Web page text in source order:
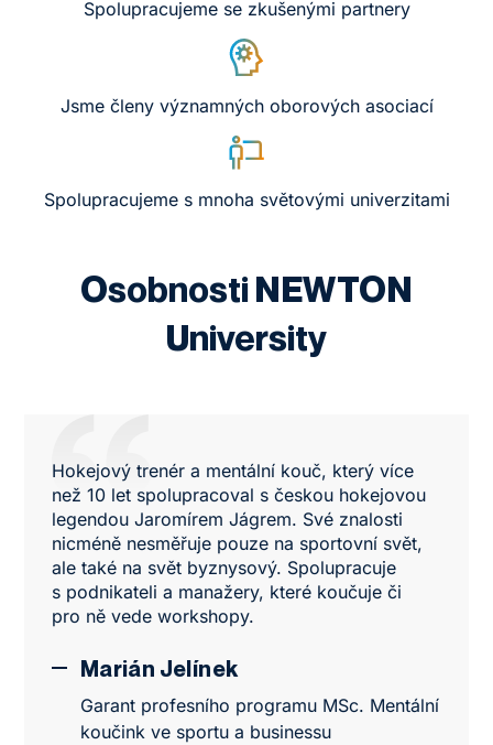
Spolupracujeme se zkušenými partnery
Jsme členy významných oborových asociací
Spolupracujeme s mnoha světovými univerzitami
Osobnosti NEWTON
University
Hokejový trenér a mentální kouč, který více
než 10 let spolupracoval s českou hokejovou
legendou Jaromírem Jágrem. Své znalosti
nicméně nesměřuje pouze na sportovní svět,
ale také na svět byznysový. Spolupracuje
s podnikateli a manažery, které koučuje či
pro ně vede workshopy.
Marián Jelínek
Garant profesního programu MSc. Mentální
koučink ve sportu a businessu